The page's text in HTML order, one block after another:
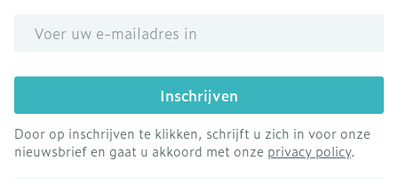
Inschrijven
Door op inschrijven te klikken, schrijft u zich in voor onze
nieuwsbrief en gaat u akkoord met onze privacy policy.